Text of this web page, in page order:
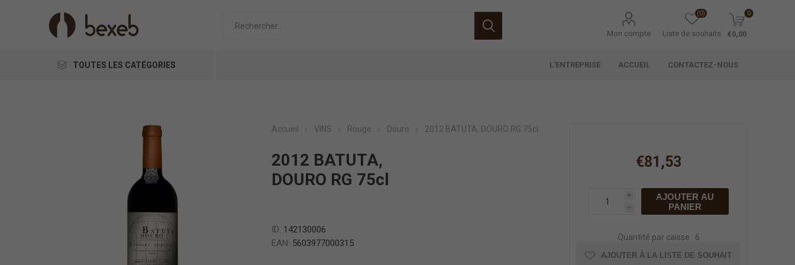
Mon compte Liste de souhaits
(0) 0
€0,00
TOUTES LES CATÉGORIES L'ENTREPRISE ACCUEIL CONTACTEZ-NOUS
Accueil VINS Rouge Douro 2012 BATUTA, DOURO RG 75cl
2012 BATUTA,
DOURO RG 75cl
ID: 142130006
EAN: 5603977000315
€81,53
i
h
AJOUTER AU
PANIER
Quantité par caisse : 6
AJOUTER À LA LISTE DE SOUHAIT